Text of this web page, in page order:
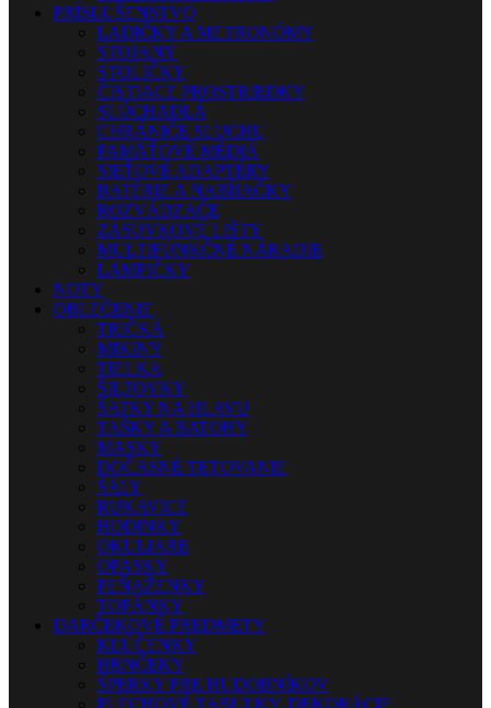
PRÍSLUŠENSTVO
LADIČKY A METRONÓMY
STOJANY
STOLIČKY
ČISTIACE PROSTRIEDKY
SLÚCHADLÁ
CHRÁNIČE SLUCHU
PAMÄŤOVÉ MÉDIÁ
SIEŤOVÉ ADAPTÉRY
BATÉRIE A NABÍJAČKY
ROZVÁDZAČE
ZÁSUVKOVÉ LIŠTY
MULTIFUNKČNÉ NÁRADIE
LAMPIČKY
NOTY
OBLEČENIE
TRIČKÁ
MIKINY
TIELKA
ŠILTOVKY
ŠATKY NA HLAVU
TAŠKY A BATOHY
MASKY
DOČASNÉ TETOVANIE
ŠÁLY
RUKAVICE
HODINKY
OKULIARE
OPASKY
PEŇAŽENKY
TOPÁNKY
DARČEKOVÉ PREDMETY
KĽÚČENKY
HRNČEKY
ŠPERKY PRE HUDOBNÍKOV
PLECHOVÉ TABUĽKY, DEKORÁCIE